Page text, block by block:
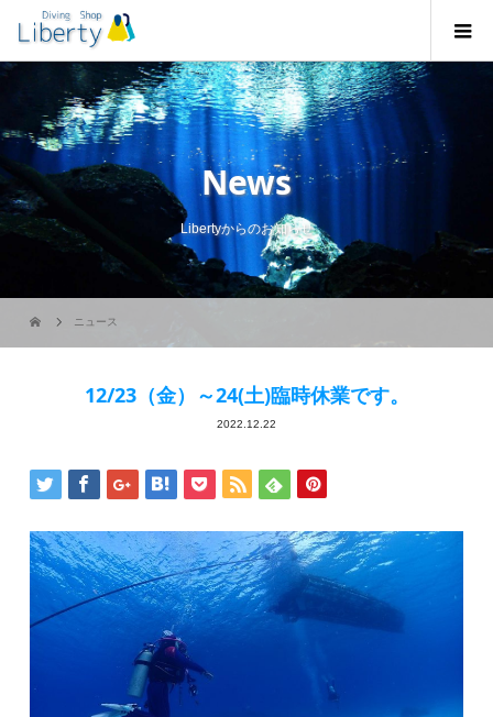
News
Libertyからのお知らせ
ニュース
12/23（金）～24(土)臨時休業です。
2022.12.22